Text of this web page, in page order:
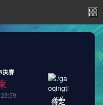
决赛
待定